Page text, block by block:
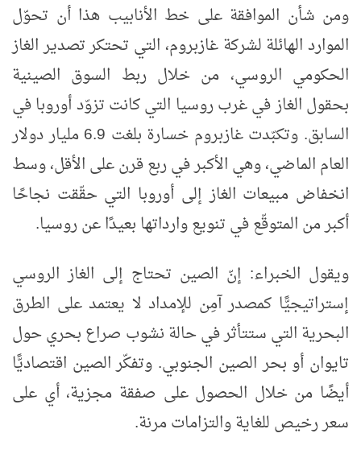
ومن شأن الموافقة على خط الأنابيب هذا أن تحوّل
الموارد الهائلة لشركة غازبروم، التي تحتكر تصدير الغاز
الحكومي الروسي، من خلال ربط السوق الصينية
بحقول الغاز في غرب روسيا التي كانت تزوّد أوروبا في
السابق. وتكبّدت غازبروم خسارة بلغت 6.9 مليار دولار
العام الماضي، وهي الأكبر في ربع قرن على الأقل، وسط
انخفاض مبيعات الغاز إلى أوروبا التي حقّقت نجاحًا
أكبر من المتوقّع في تنويع وارداتها بعيدًا عن روسيا.
ويقول الخبراء: إنّ الصين تحتاج إلى الغاز الروسي
إستراتيجيًّا كمصدر آمِن للإمداد لا يعتمد على الطرق
البحرية التي ستتأثر في حالة نشوب صراع بحري حول
تايوان أو بحر الصين الجنوبي. وتفكّر الصين اقتصاديًّا
أيضًا من خلال الحصول على صفقة مجزية، أي على
سعر رخيص للغاية والتزامات مرنة.